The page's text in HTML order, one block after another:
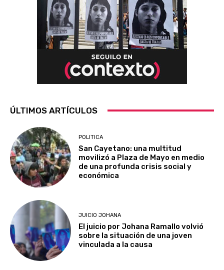
ÚLTIMOS ARTÍCULOS
POLITICA
San Cayetano: una multitud
movilizó a Plaza de Mayo en medio
de una profunda crisis social y
económica
JUICIO JOHANA
El juicio por Johana Ramallo volvió
sobre la situación de una joven
vinculada a la causa